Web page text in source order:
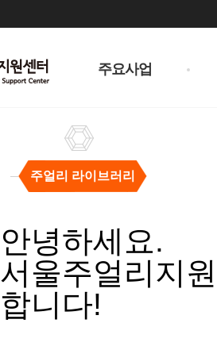
주요사업
주얼리 라이브러리
리
라
이
브
러
리
안녕하세요.
서울주얼리지
합니다!